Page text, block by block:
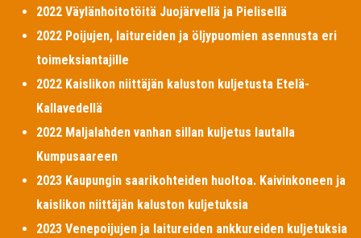
2022 Väylänhoitotöitä Juojärvellä ja Pielisellä
2022 Poijujen, laitureiden ja öljypuomien asennusta eri
toimeksiantajille
2022 Kaislikon niittäjän kaluston kuljetusta Etelä-
Kallavedellä
2022 Maljalahden vanhan sillan kuljetus lautalla
Kumpusaareen
2023 Kaupungin saarikohteiden huoltoa. Kaivinkoneen ja
kaislikon niittäjän kaluston kuljetuksia
2023 Venepoijujen ja laitureiden ankkureiden kuljetuksia